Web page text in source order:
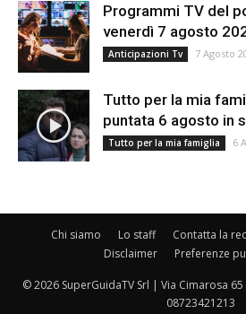
Programmi TV del
venerdì 7 agosto
Anticipazioni Tv 7 Agosto
Tutto per la mia
puntata 6 agosto in
Tutto per la mia famiglia 6
Chi siamo Lo staff Contatta la
Disclaimer
Preferenze
© 2026 SuperGuidaTV Srl | Via Cimarosa
08723421213